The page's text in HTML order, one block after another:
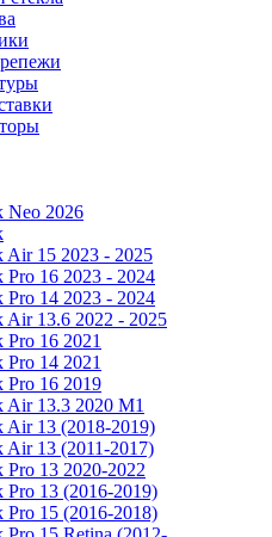
Neo 2026
Air 15 2023 - 2025
16 2023 - 2024
14 2023 - 2024
Air 13.6 2022 - 2025
16 2021
14 2021
Pro 16 2019
Air 13.3 2020 M1
Air 13 (2018-2019)
Air 13 (2011-2017)
13 2020-2022
13 (2016-2019)
15 (2016-2018)